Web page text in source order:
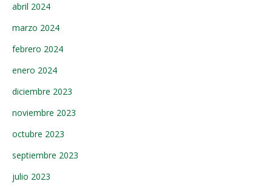
abril 2024
marzo 2024
febrero 2024
enero 2024
diciembre 2023
noviembre 2023
octubre 2023
septiembre 2023
julio 2023